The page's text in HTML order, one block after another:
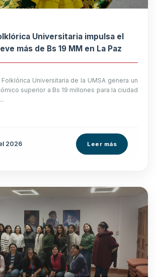
Universitaria impulsa el
más de Bs 19 MM en La Paz
Folklórica Universitaria de la UMSA genera un
superior a Bs 19 millones para la ciudad
2026 Leer más